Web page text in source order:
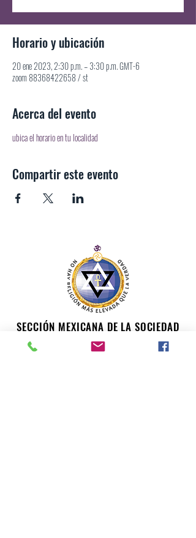
Horario y ubicación
20 ene 2023, 2:30 p.m. – 3:30 p.m. GMT-6
zoom 88368422658 / st
Acerca del evento
ubica el horario en tu localidad
Compartir este evento
SECCIÓN MEXICANA DE LA SOCIEDAD
TEOSÓFICA